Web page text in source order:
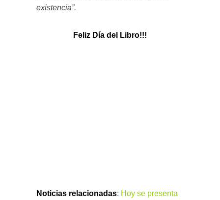
existencia”.
Feliz Día del Libro!!!
Noticias relacionadas: Hoy se presenta